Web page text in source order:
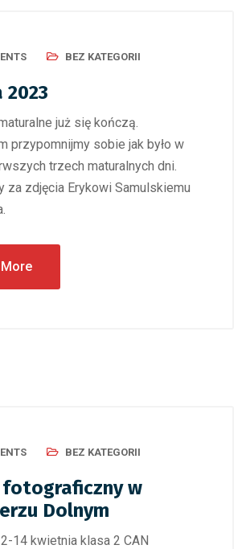
BEZ KATEGORII
2023
już się kończą.
przypomnijmy sobie jak było w
trzech maturalnych dni.
za zdjęcia Erykowi Samulskiemu
BEZ KATEGORII
fotograficzny w
Dolnym
14 kwietnia klasa 2 CAN